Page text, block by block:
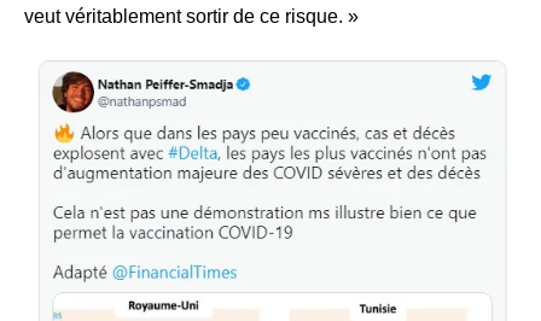
veut véritablement sortir de ce risque. »